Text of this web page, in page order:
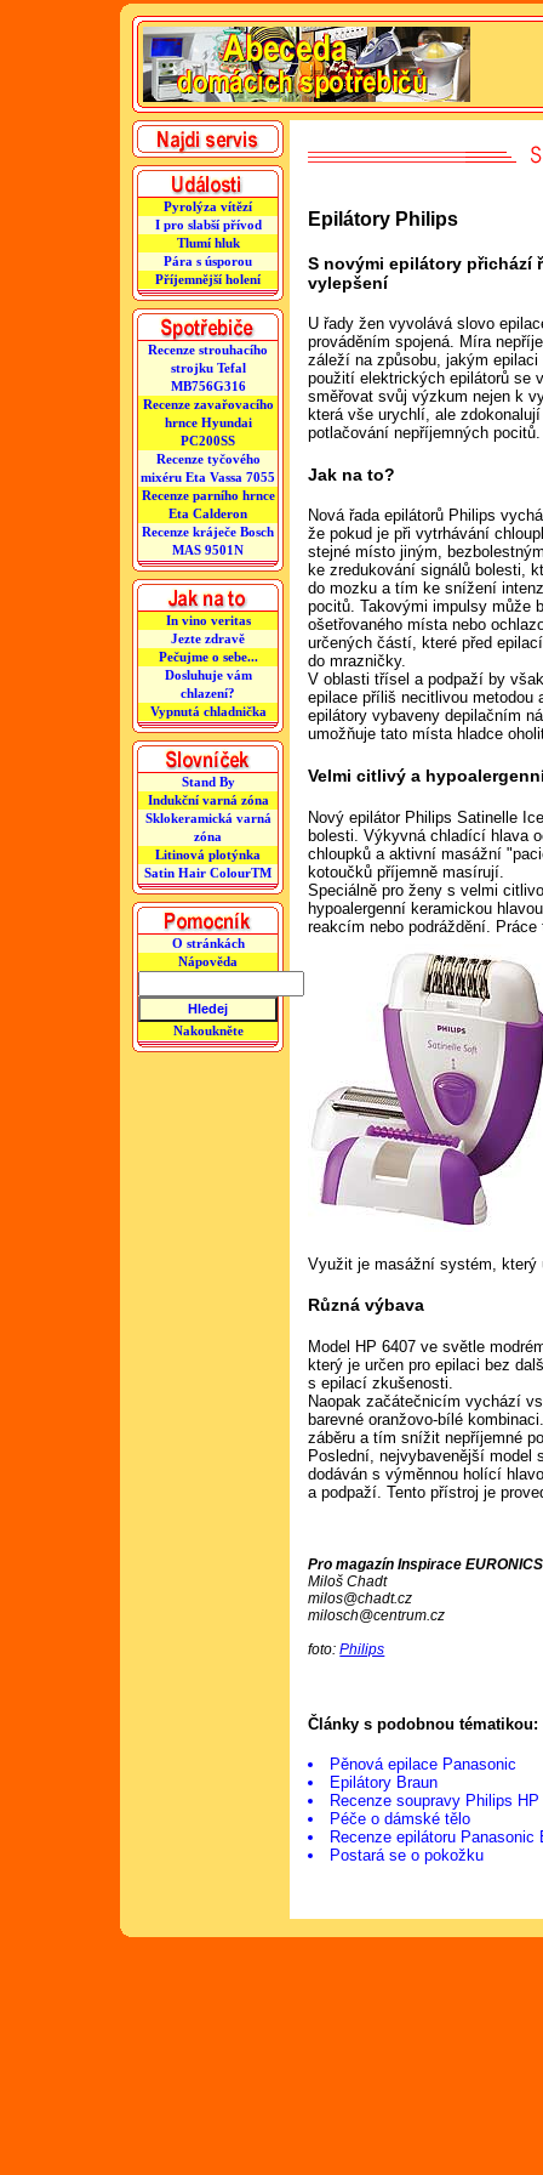
Pyrolýza vítězí
I pro slabší přívod
Tlumí hluk
Pára s úsporou
Příjemnější holení
Recenze strouhacího
strojku Tefal
MB756G316
Recenze zavařovacího
hrnce Hyundai
PC200SS
Recenze tyčového
mixéru Eta Vassa 7055
Recenze parního hrnce
Eta Calderon
Recenze kráječe Bosch
MAS 9501N
In vino veritas
Jezte zdravě
Pečujme o sebe...
Dosluhuje vám
chlazení?
Vypnutá chladnička
Stand By
Indukční varná zóna
Sklokeramická varná
zóna
Litinová plotýnka
Satin Hair ColourTM
O stránkách
Nápověda
Nakoukněte
Epilátory Philips
S novými epilátory přichází
vylepšení
U řady žen vyvolává slovo
prováděním spojená. Míra
záleží na způsobu, jakým
použití elektrických epilátorů se
směřovat svůj výzkum nejen k
která vše urychlí, ale
potlačování nepříjemných pocitů.
Jak na to?
Nová řada epilátorů Philips
že pokud je při vytrhávání
stejné místo jiným,
ke zredukování signálů bolesti,
do mozku a tím ke snížení
pocitů. Takovými impulsy může
ošetřovaného místa nebo
určených částí, které před
do mrazničky.
V oblasti třísel a podpaží by
epilace příliš necitlivou metodou
epilátory vybaveny depilačním
umožňuje tato místa hladce
Velmi citlivý a
Nový epilátor Philips Satinelle
bolesti. Výkyvná chladící hlava
chloupků a aktivní masážní
kotoučků příjemně masírují.
Speciálně pro ženy s velmi
hypoalergenní keramickou
reakcím nebo podráždění.
Využit je masážní systém,
Různá výbava
Model HP 6407 ve světle
který je určen pro epilaci bez
s epilací zkušenosti.
Naopak začátečnicím vychází
barevné oranžovo-bílé
záběru a tím snížit nepříjemné
Poslední, nejvybavenější model
dodáván s výměnnou holící
a podpaží. Tento přístroj je
Pro magazín Inspirace
Miloš Chadt
milos@chadt.cz
milosch@centrum.cz
foto:Philips
Články s podobnou tématikou:
Pěnová epilace Panasonic
Epilátory Braun
Recenze soupravy Philips HP
Péče o dámské tělo
Recenze epilátoru Panasonic
Postará se o pokožku